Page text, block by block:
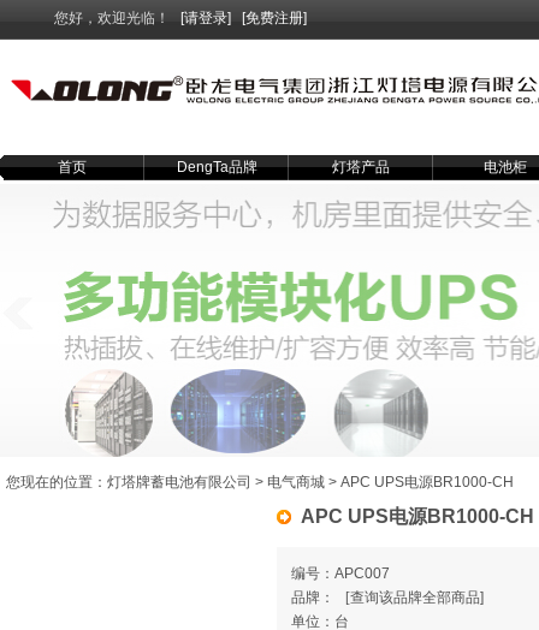
首页 DengTa品牌 灯塔产品 电池柜
您好，欢迎光临！ [请登录] [免费注册]
APC UPS电源BR1000-CH
编号：APC007
品牌：
[查询该品牌全部商品]
单位：台
您现在的位置： 灯塔牌蓄电池有限公司 > 电气商城 > APC UPS电源BR1000-CH